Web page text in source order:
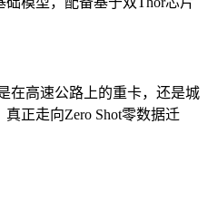
在高速公路上的重卡，还是城
正走向Zero Shot零数据迁